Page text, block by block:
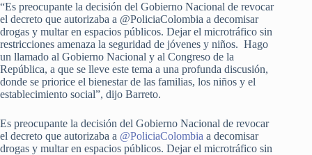
“Es preocupante la decisión del Gobierno Nacional de revocar
el decreto que autorizaba a @PoliciaColombia a decomisar
drogas y multar en espacios públicos. Dejar el microtráfico sin
restricciones amenaza la seguridad de jóvenes y niños. Hago
un llamado al Gobierno Nacional y al Congreso de la
República, a que se lleve este tema a una profunda discusión,
donde se priorice el bienestar de las familias, los niños y el
establecimiento social”, dijo Barreto.
Es preocupante la decisión del Gobierno Nacional de revocar
el decreto que autorizaba a @PoliciaColombia a decomisar
drogas y multar en espacios públicos. Dejar el microtráfico sin